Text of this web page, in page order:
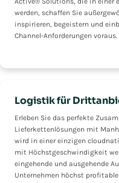
werden, schaffen Sie
inspirieren, begeistern und
Channel-Anforderungen voraus.
Logistik für
Erleben Sie das perfekte
Lieferkettenlösungen mit
wird in einer einzigen
mit Höchstgeschwindigkeit
eingehende und ausgehende
Unternehmen höchst